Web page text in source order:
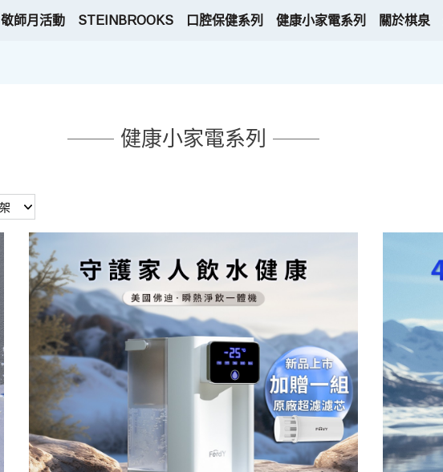
敬師月活動 STEINBROOKS 口腔保健系列 健康小家電系列 關於棋泉
健康小家電系列